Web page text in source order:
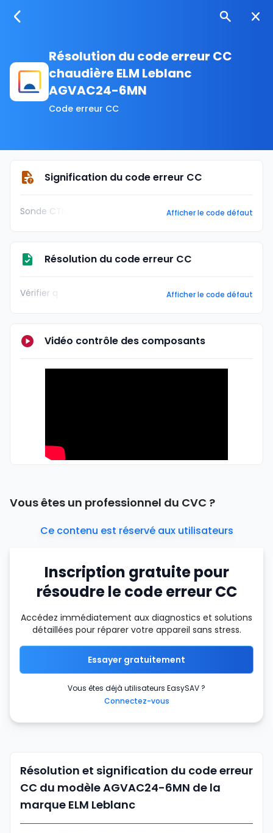
Résolution du code erreur CC
chaudière ELM Leblanc
AGVAC24-6MN
Code erreur CC
Signification du code erreur CC
Sonde CTN Afficher le code défaut
Résolution du code erreur CC
Vérifier q Afficher le code défaut
Vidéo contrôle des composants
Vous êtes un professionnel du CVC ?
Ce contenu est réservé aux utilisateurs
Inscription gratuite pour
résoudre le code erreur CC
Accédez immédiatement aux diagnostics et solutions
détaillées pour réparer votre appareil sans stress.
Essayer gratuitement
Vous êtes déjà utilisateurs EasySAV ?
Connectez-vous
Résolution et signification du code erreur
CC du modèle AGVAC24-6MN de la
marque ELM Leblanc